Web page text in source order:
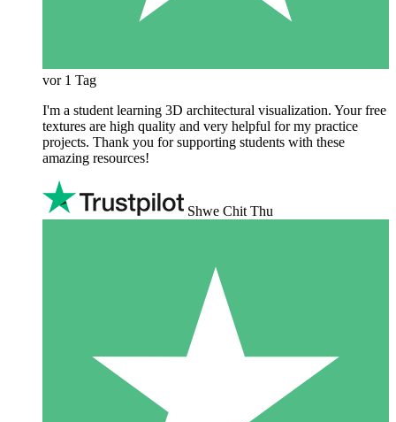
vor 1 Tag
I'm a student learning 3D architectural visualization. Your free
textures are high quality and very helpful for my practice
projects. Thank you for supporting students with these
amazing resources!
Shwe Chit Thu